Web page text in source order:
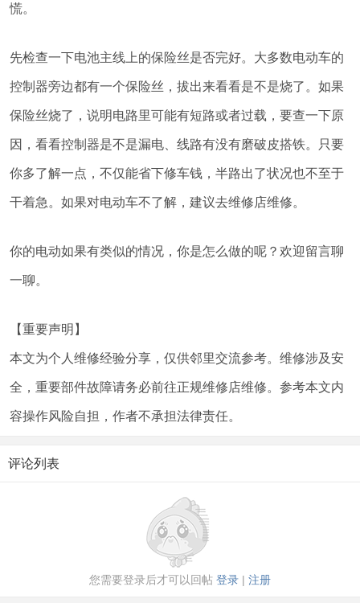
慌。
先检查一下电池主线上的保险丝是否完好。大多数电动车的
控制器旁边都有一个保险丝，拔出来看看是不是烧了。如果
保险丝烧了，说明电路里可能有短路或者过载，要查一下原
因，看看控制器是不是漏电、线路有没有磨破皮搭铁。只要
你多了解一点，不仅能省下修车钱，半路出了状况也不至于
干着急。如果对电动车不了解，建议去维修店维修。
你的电动如果有类似的情况，你是怎么做的呢？欢迎留言聊
一聊。
【重要声明】
本文为个人维修经验分享，仅供邻里交流参考。维修涉及安
全，重要部件故障请务必前往正规维修店维修。参考本文内
容操作风险自担，作者不承担法律责任。
评论列表
您需要登录后才可以回帖 登录 | 注册